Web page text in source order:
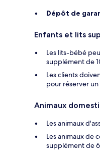
Dépôt de
Enfants et lits
Les lits-bébé
supplément de
Les clients
pour réserver
Animaux
Les animaux
Les animaux de
supplément de